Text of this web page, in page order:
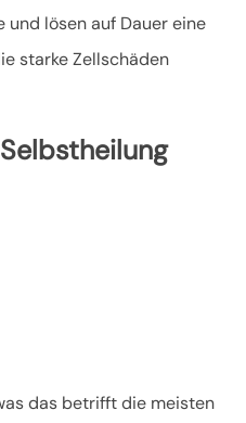
lösen auf Dauer eine
starke Zellschäden
das betrifft die meisten